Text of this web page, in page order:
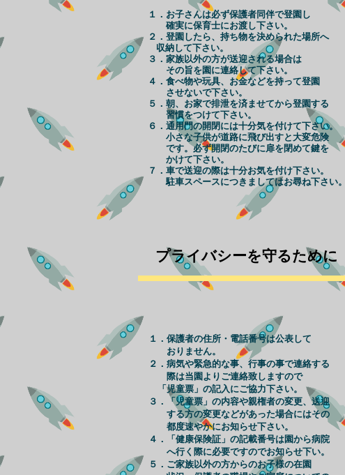
１．お子さんは必ず保護者同伴で登園し
​ 確実に保育士にお渡し下さい。
２．登園したら、持ち物を決められた場所へ
収納して下さい。
３．家族以外の方が送迎される場合は
その旨を園に連絡して下さい。
４．食べ物や玩具、お金などを持って登園
させないで下さい。
​５．朝、お家で排泄を済ませてから登園する
習慣をつけて下さい。
６．通用門の開閉には十分気を付けて下さい。
小さな子供が道路に飛び出すと大変危険
です。必ず開閉のたびに扉を閉めて鍵を
​ かけて下さい。
７．車で送迎の際は十分お気を付け下さい。
​ 駐車スペースにつきましてはお尋ね下さい。
​プライバシーを守るために
１．保護者の住所・電話番号は公表して
おりません。
２．病気や緊急的な事、行事の事で連絡する
際は当園よりご連絡致しますので
「児童票」の記入にご協力下さい。
３．「児童票」の内容や親権者の変更、送迎
する方の変更などがあった場合にはその
都度速やかにお知らせ下さい。
４．「健康保険証」の記載番号は園から病院
へ行く際に必要ですのでお知らせ下い。
５．ご家族以外の方からのお子様の在園